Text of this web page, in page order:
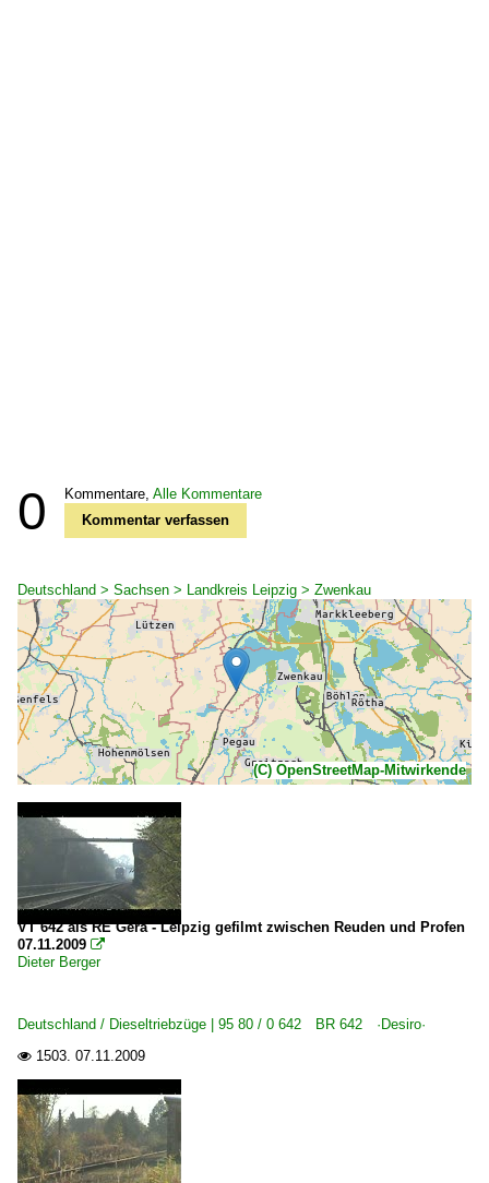
0 Kommentare, Alle Kommentare
Kommentar verfassen
Deutschland > Sachsen > Landkreis Leipzig > Zwenkau
(C) OpenStreetMap-Mitwirkende
VT 642 als RE Gera - Leipzig gefilmt zwischen Reuden und Profen
07.11.2009 
Dieter Berger
Deutschland / Dieseltriebzüge | 95 80 / 0 642 BR 642 ·Desiro·
 1503. 07.11.2009